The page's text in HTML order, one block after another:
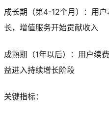
成长期（第4-12个月）：用
长，增值服务开始贡献收入
成熟期（1年以后）：用户续
益进入持续增长阶段
关键指标：